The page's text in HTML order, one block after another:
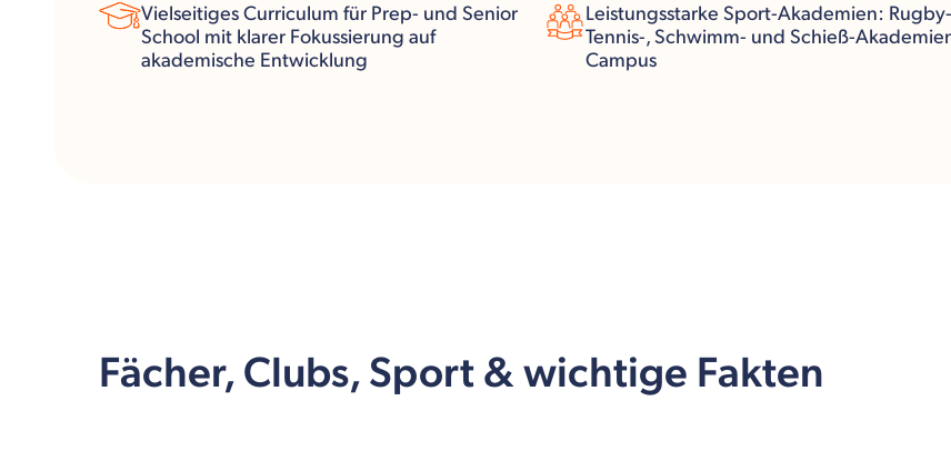
Vielseitiges Curriculum für Prep- und Senior
School mit klarer Fokussierung auf
akademische Entwicklung
Leistungsstarke Sport-Akademien:
Tennis-, Schwimm- und Schieß-
Campus
Fächer, Clubs, Sport & wichtige Fakten